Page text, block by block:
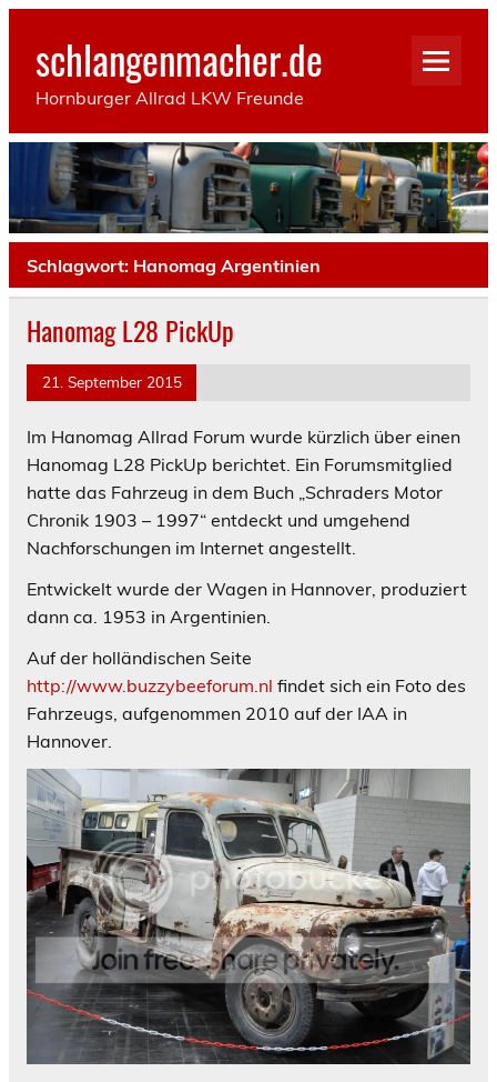
Skip
schlangenmacher.de
Hornburger Allrad LKW Freunde
Schlagwort: Hanomag Argentinien
Hanomag L28 PickUp
21. September 2015
Im Hanomag Allrad Forum wurde kürzlich über einen
Hanomag L28 PickUp berichtet. Ein Forumsmitglied
hatte das Fahrzeug in dem Buch „Schraders Motor
Chronik 1903 – 1997“ entdeckt und umgehend
Nachforschungen im Internet angestellt.
Entwickelt wurde der Wagen in Hannover, produziert
dann ca. 1953 in Argentinien.
Auf der holländischen Seite
http://www.buzzybeeforum.nl findet sich ein Foto des
Fahrzeugs, aufgenommen 2010 auf der IAA in
Hannover.